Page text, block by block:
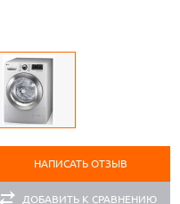
НАПИСАТЬ ОТЗЫВ
ДОБАВИТЬ К СРАВНЕНИЮ